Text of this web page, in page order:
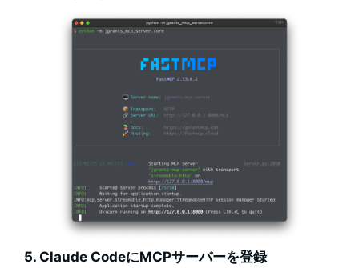
5. Claude CodeにMCPサーバーを登録